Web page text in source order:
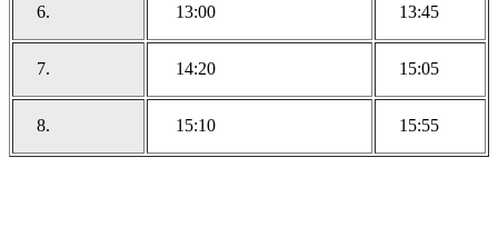
6. 13:00 13:45
7. 14:20 15:05
8. 15:10 15:55